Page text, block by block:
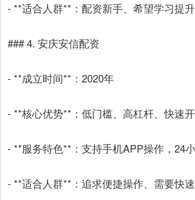
- **适合人群**：配资新手、希望学习提
### 4. 安庆安信配资
- **成立时间**：2020年
- **核心优势**：低门槛、高杠杆、快速
- **服务特色**：支持手机APP操作，24
- **适合人群**：追求便捷操作、需要快